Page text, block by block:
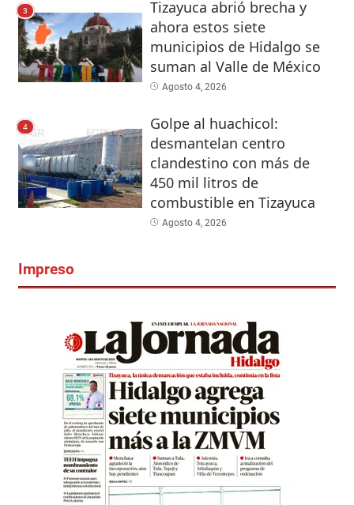
3
Tizayuca abrió brecha y
ahora estos siete
municipios de Hidalgo se
suman al Valle de México
Agosto 4, 2026
4
Golpe al huachicol:
desmantelan centro
clandestino con más de
450 mil litros de
combustible en Tizayuca
Agosto 4, 2026
Impreso